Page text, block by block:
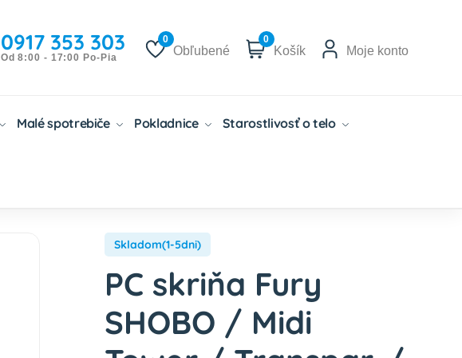
0917 353 303
Od 8:00 - 17:00 Po-Pia
0
Obľubené
0
Košík Moje konto
Malé spotrebiče Pokladnice Starostlivosť o telo
Skladom(1-5dni)
PC skriňa Fury
SHOBO / Midi